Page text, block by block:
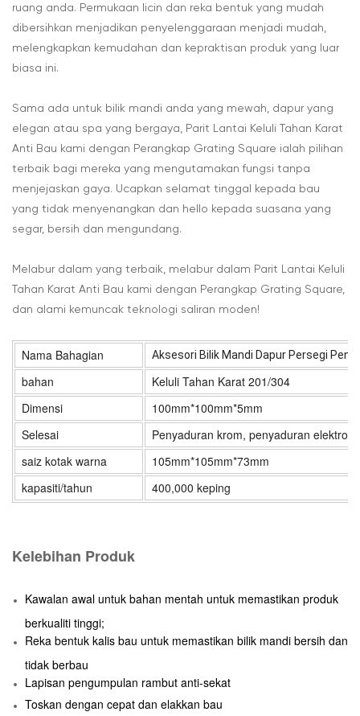
ruang anda. Permukaan licin dan reka bentuk yang mudah
dibersihkan menjadikan penyelenggaraan menjadi mudah,
melengkapkan kemudahan dan kepraktisan produk yang luar
biasa ini.
Sama ada untuk bilik mandi anda yang mewah, dapur yang
elegan atau spa yang bergaya, Parit Lantai Keluli Tahan Karat
Anti Bau kami dengan Perangkap Grating Square ialah pilihan
terbaik bagi mereka yang mengutamakan fungsi tanpa
menjejaskan gaya. Ucapkan selamat tinggal kepada bau
yang tidak menyenangkan dan hello kepada suasana yang
segar, bersih dan mengundang.
Melabur dalam yang terbaik, melabur dalam Parit Lantai Keluli
Tahan Karat Anti Bau kami dengan Perangkap Grating Square,
dan alami kemuncak teknologi saliran moden!
Nama Bahagian Aksesori Bilik Mandi Dapur Persegi
bahan
Keluli Tahan Karat 201/304
Dimensi
100mm*100mm*5mm
Selesai
Penyaduran krom, penyaduran elektro
saiz kotak warna
105mm*105mm*73mm
kapasiti/tahun
400,000 keping
Kelebihan Produk
Kawalan awal untuk bahan mentah untuk memastikan produk
berkualiti tinggi;
Reka bentuk kalis bau untuk memastikan bilik mandi bersih dan
tidak berbau
Lapisan pengumpulan rambut anti-sekat
Toskan dengan cepat dan elakkan bau